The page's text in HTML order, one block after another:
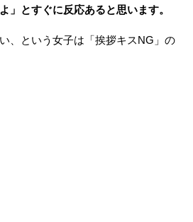
」とすぐに反応あると思います。
、という女子は「挨拶キスNG」の